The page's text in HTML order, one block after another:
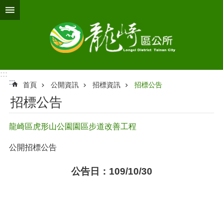
跳到主要內容區塊
:::
:::
首頁 公開資訊 招標資訊 招標公告
招標公告
龍崎區虎形山公園園區步道改善工程
公開招標公告
公告日：109/10/30